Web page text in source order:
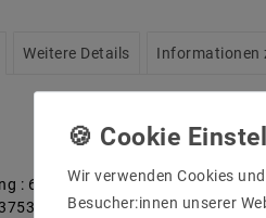
Weitere Details Informationen
: 6 Stück Deckeinebaurahmen
Wir verwenden Cookies
Besucher:innen unserer